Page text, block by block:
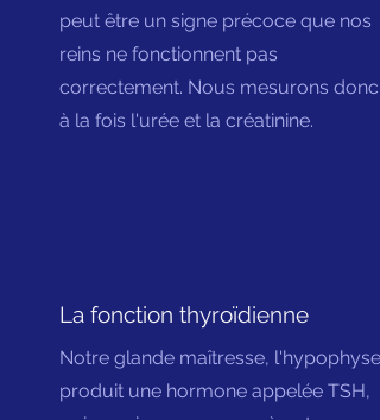
peut être un signe précoce que nos
reins ne fonctionnent pas
correctement. Nous mesurons donc
à la fois l'urée et la créatinine.
La fonction thyroïdienne
Notre glande maîtresse, l'hypophyse,
produit une hormone appelée TSH,